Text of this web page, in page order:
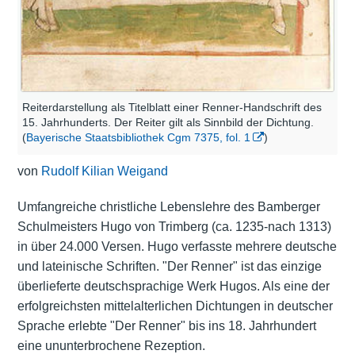
Reiterdarstellung als Titelblatt einer Renner-Handschrift des
15. Jahrhunderts. Der Reiter gilt als Sinnbild der Dichtung.
(Bayerische Staatsbibliothek Cgm 7375, fol. 1 )
von Rudolf Kilian Weigand
Umfangreiche christliche Lebenslehre des Bamberger
Schulmeisters Hugo von Trimberg (ca. 1235-nach 1313)
in über 24.000 Versen. Hugo verfasste mehrere deutsche
und lateinische Schriften. "Der Renner" ist das einzige
überlieferte deutschsprachige Werk Hugos. Als eine der
erfolgreichsten mittelalterlichen Dichtungen in deutscher
Sprache erlebte "Der Renner" bis ins 18. Jahrhundert
eine ununterbrochene Rezeption.